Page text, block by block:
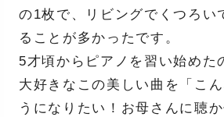
の1枚で、リビングでくつろい
ることが多かったです。
5才頃からピアノを習い始めた
大好きなこの美しい曲を「こ
うになりたい！お母さんに聴